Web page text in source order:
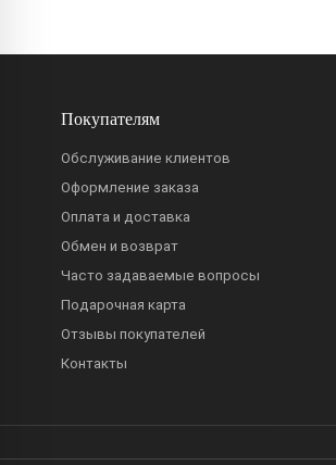
Покупателям
Обслуживание клиентов
Оформление заказа
Оплата и доставка
Обмен и возврат
Часто задаваемые вопросы
Подарочная карта
Отзывы покупателей
Контакты